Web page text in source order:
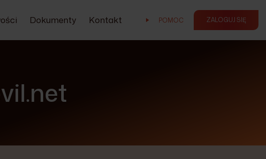
Dokumenty Kontakt POMOC ZALOGUJ SIĘ